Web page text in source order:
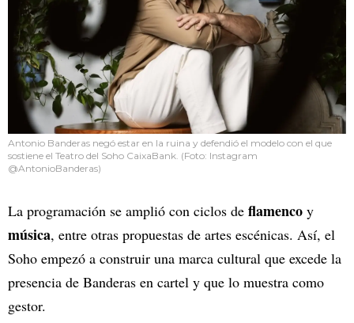
Antonio Banderas negó estar en la ruina y defendió el modelo con el que
sostiene el Teatro del Soho CaixaBank. (Foto: Instagram
@AntonioBanderas)
La programación se amplió con ciclos de flamenco y
música, entre otras propuestas de artes escénicas. Así, el
Soho empezó a construir una marca cultural que excede la
presencia de Banderas en cartel y que lo muestra como
gestor.